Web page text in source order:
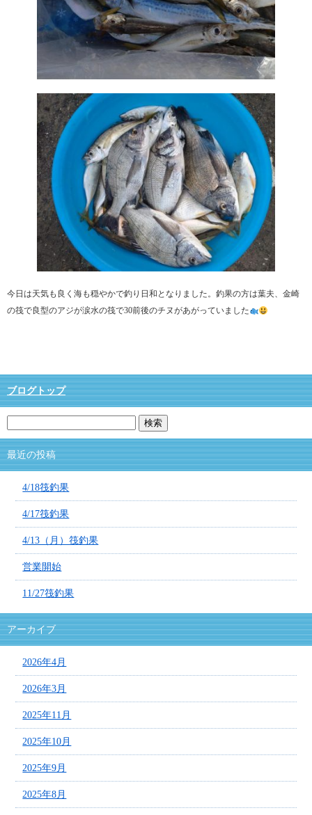
今日は天気も良く海も穏やかで釣り日和となりました。釣果の方は葉夫、金崎
の筏で良型のアジが涙水の筏で30前後のチヌがあがっていました
ブログトップ
最近の投稿
4/18筏釣果
4/17筏釣果
4/13（月）筏釣果
営業開始
11/27筏釣果
アーカイブ
2026年4月
2026年3月
2025年11月
2025年10月
2025年9月
2025年8月